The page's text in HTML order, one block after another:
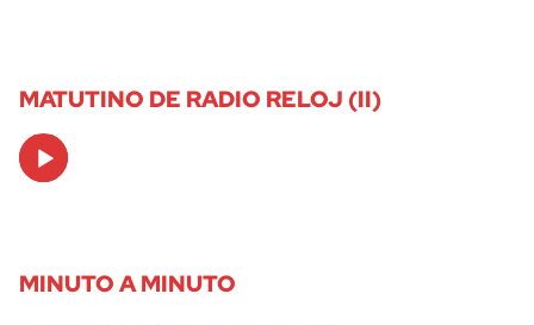
MATUTINO DE RADIO RELOJ (II)
Audio
Player
MINUTO A MINUTO